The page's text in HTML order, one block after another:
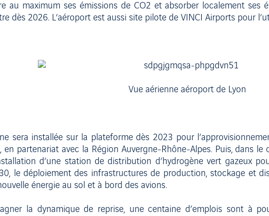
au maximum ses émissions de CO2 et absorber localement ses
dès 2026. L’aéroport est aussi site pilote de VINCI Airports pour
Vue aérienne aéroport de Lyon
sera installée sur la plateforme dès 2023 pour
en partenariat avec la Région Auvergne-Rhône-Alpes. Puis, dans
d’une station de distribution d’hydrogène vert gazeux
le déploiement des infrastructures de production, stockage et
énergie au sol et à bord des avions.
la dynamique de reprise, une centaine d’emplois sont à